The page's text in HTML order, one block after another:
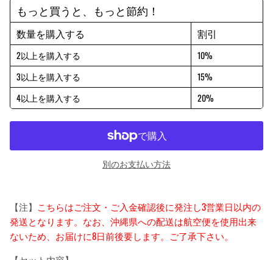
もっと買うと、もっと節約！
数量を購入する 割引
2以上を購入する
10%
3以上を購入する
15%
4以上を購入する
20%
別のお支払い方法
【注】 こちらはご注文・ご入金確認後に発注し3営業日以内の
発送となります。なお、沖縄県への配送は航空便を使用出来
ないため、お届けに8日前後要します。ご了承下さい。